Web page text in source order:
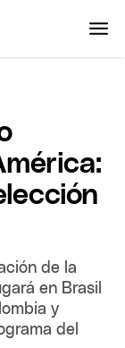
de la
en Brasil
y
del